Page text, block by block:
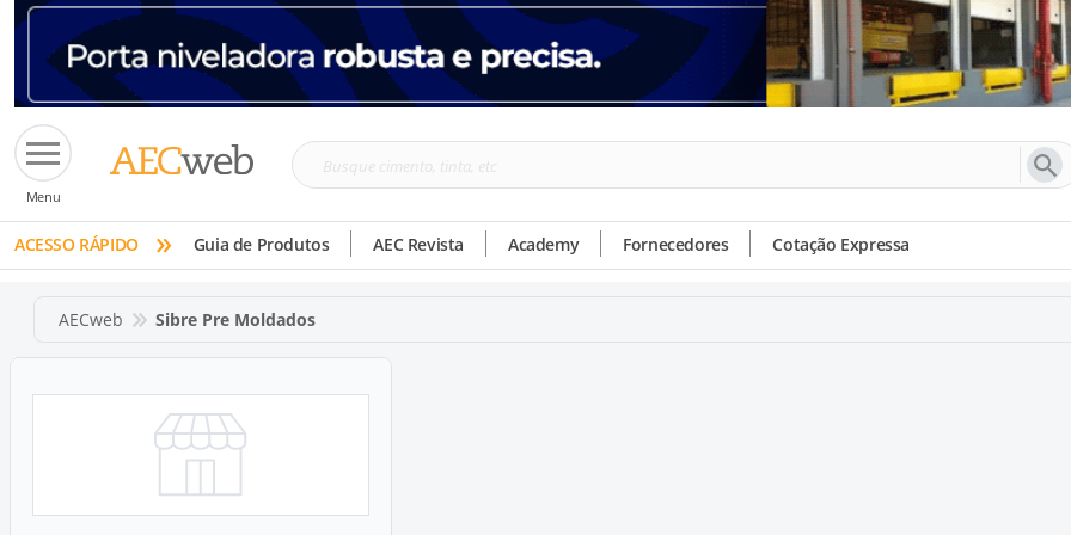
Menu
Busque
tinta,
etc
ACESSO RÁPIDO » Guia de Produtos AEC Revista Academy Fornecedores Cotação Expressa
AECweb Sibre Pre Moldados